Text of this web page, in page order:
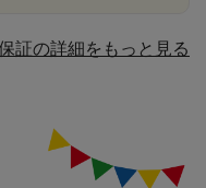
証の詳細をもっと見る